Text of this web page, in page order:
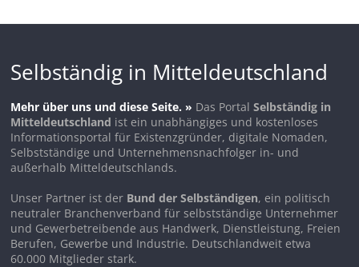
Selbständig in Mitteldeutschland
Mehr über uns und diese Seite. » Das PortalSelbständig in
Mitteldeutschland ist ein unabhängiges und kostenloses
Informationsportal für Existenzgründer, digitale Nomaden,
Selbstständige und Unternehmensnachfolger in- und
außerhalb Mitteldeutschlands.
Unser Partner ist der Bund der Selbständigen, ein politisch
neutraler Branchenverband für selbstständige Unternehmer
und Gewerbetreibende aus Handwerk, Dienstleistung, Freien
Berufen, Gewerbe und Industrie. Deutschlandweit etwa
60.000 Mitglieder stark.